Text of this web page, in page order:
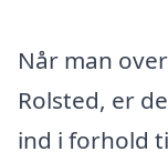
Når man
Rolsted, er
ind i forhold